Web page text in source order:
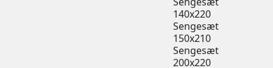
140x220
Sengesæt
150x210
Sengesæt
200x220